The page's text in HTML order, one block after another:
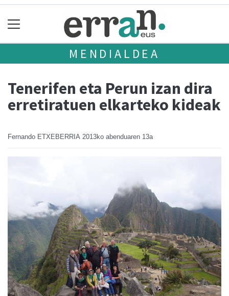
MENDIALDEA
Tenerifen eta Perun izan dira
erretiratuen elkarteko kideak
Fernando ETXEBERRIA 2013ko abenduaren 13a